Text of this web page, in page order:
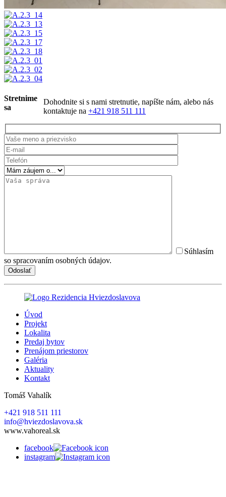
Stretnime
sa
Dohodnite si s nami stretnutie, napíšte nám, alebo nás
kontaktuje na +421 918 511 111
Súhlasím
so spracovaním osobných údajov.
Úvod
Projekt
Lokalita
Predaj bytov
Prenájom priestorov
Galéria
Aktuality
Kontakt
Tomáš Vahalík
+421 918 511 111
info@hviezdoslavova.sk
www.vahoreal.sk
facebook
instagram